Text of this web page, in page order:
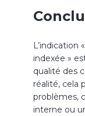
L’indication
indexée »
qualité des
réalité, cela
problèmes,
interne ou